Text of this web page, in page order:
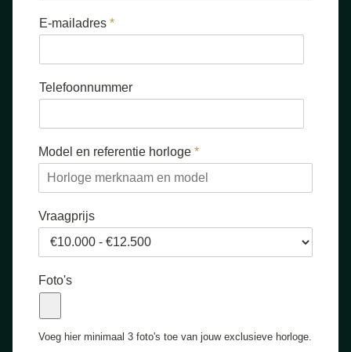
E-mailadres *
Telefoonnummer
Model en referentie horloge *
V
a
p
i
j
Vraagprijs
Foto's
Voeg hier minimaal 3 foto's toe van jouw exclusieve horloge.